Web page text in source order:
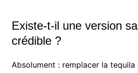
Existe-t-il une version
crédible ?
Absolument : remplacer la tequila